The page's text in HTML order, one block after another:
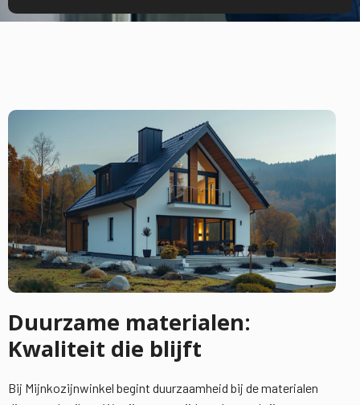
Duurzame materialen:
Kwaliteit die blijft
Bij Mijnkozijnwinkel begint duurzaamheid bij de materialen